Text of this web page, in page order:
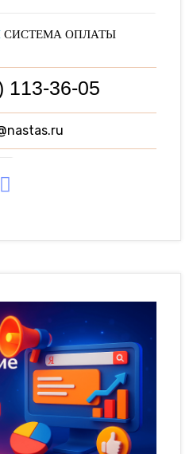
СИСТЕМА ОПЛАТЫ
113-36-05